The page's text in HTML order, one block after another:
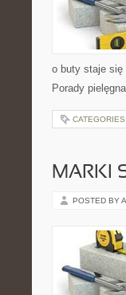
o buty staje się
Porady
CATEGORIES:
MARKI
POSTED BY